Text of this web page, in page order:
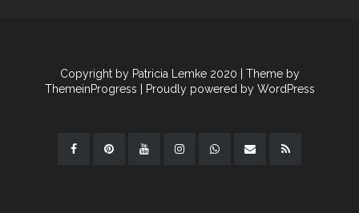
YouTube Hop Bunte Stempelrunde
YouTube Live Basteln
Copyright by Patricia Lemke 2020
| Theme by
ThemeinProgress
| Proudly powered by WordPress